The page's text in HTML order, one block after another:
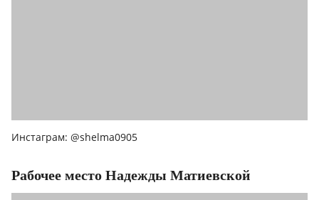
Инстаграм: @shelma0905
Рабочее место Надежды Матиевской